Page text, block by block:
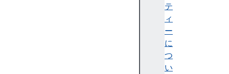
テ
ィ
ー
に
つ
い